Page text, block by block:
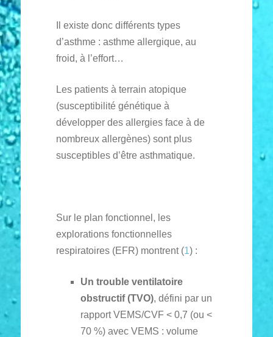
Il existe donc différents types
d’asthme : asthme allergique, au
froid, à l’effort…
Les patients à terrain atopique
(susceptibilité génétique à
développer des allergies face à de
nombreux allergènes) sont plus
susceptibles d’être asthmatique.
Sur le plan fonctionnel, les
explorations fonctionnelles
respiratoires (EFR) montrent (1) :
Un trouble ventilatoire
obstructif (TVO), défini par un
rapport VEMS/CVF < 0,7 (ou <
70 %) avec VEMS : volume